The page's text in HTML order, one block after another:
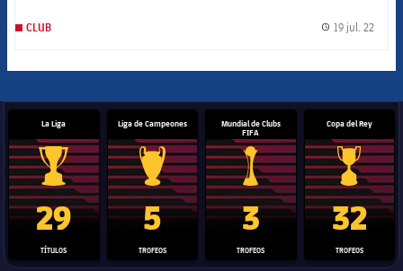
CLUB 19 jul. 22
La Liga
Trofeo de La Liga
29
TÍTULOS
Liga de Campeones
Trofeo de la Liga de Campeones
5
TROFEOS
Mundial de Clubs
FIFA
Trofeo del Mundial de
3
TROFEOS
Copa del Rey
Copa del
32
TROFEOS